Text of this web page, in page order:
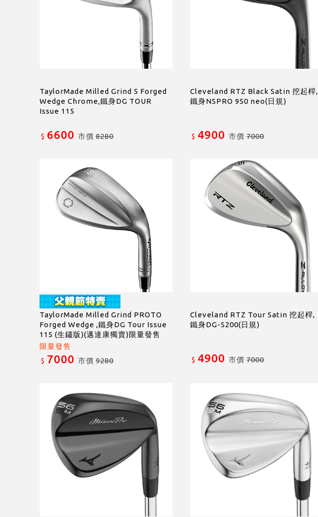
TaylorMade Milled Grind 5 Forged
Wedge Chrome,鐵身DG TOUR
Issue 115
$ 6600 市價8280
Cleveland RTZ Black Satin 挖起桿,
鐵身NSPRO 950 neo(日規)
$ 4900 市價7000
TaylorMade Milled Grind PROTO
Forged Wedge ,鐵身DG Tour Issue
115 (生鏽版)(邁達康獨賣)限量發售
限量發售
$ 7000 市價9280
Cleveland RTZ Tour Satin 挖起桿,
鐵身DG-S200(日規)
$ 4900 市價7000